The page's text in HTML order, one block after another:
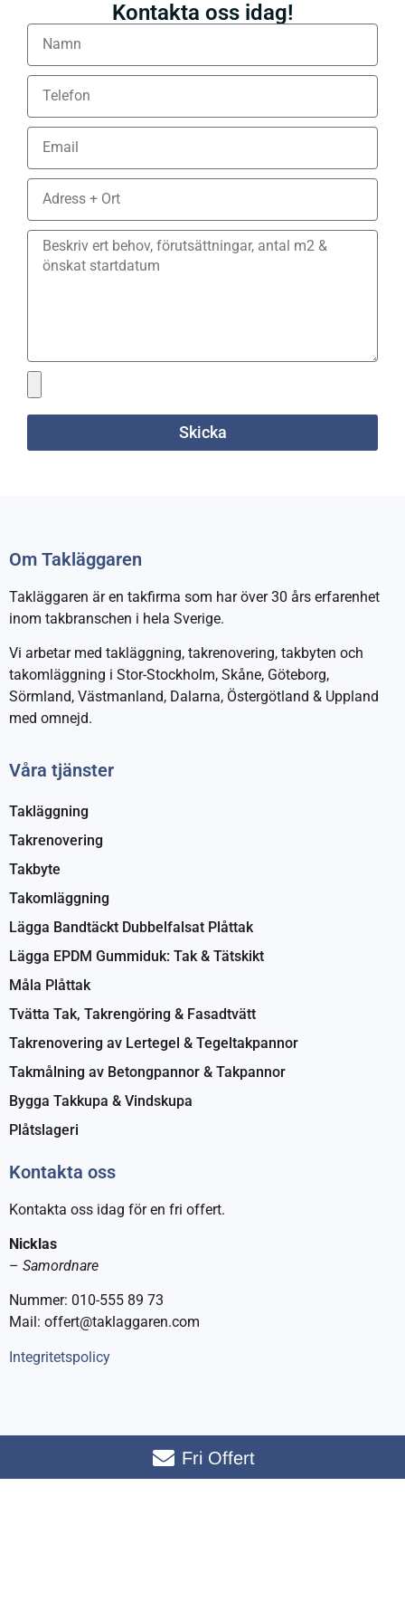
Kontakta oss idag!
Skicka
Om Takläggaren
Takläggaren är en takfirma som har över 30 års erfarenhet
inom takbranschen i hela Sverige.
Vi arbetar med takläggning, takrenovering, takbyten och
takomläggning i Stor-Stockholm, Skåne, Göteborg,
Sörmland, Västmanland, Dalarna, Östergötland & Uppland
med omnejd.
Våra tjänster
Takläggning
Takrenovering
Takbyte
Takomläggning
Lägga Bandtäckt Dubbelfalsat Plåttak
Lägga EPDM Gummiduk: Tak & Tätskikt
Måla Plåttak
Tvätta Tak, Takrengöring & Fasadtvätt
Takrenovering av Lertegel & Tegeltakpannor
Takmålning av Betongpannor & Takpannor
Bygga Takkupa & Vindskupa
Plåtslageri
Kontakta oss
Kontakta oss idag för en fri offert.
Nicklas
– Samordnare
Nummer: 010-555 89 73
Mail: offert@taklaggaren.com
Integritetspolicy
Fri Offert